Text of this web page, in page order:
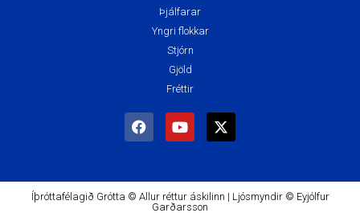
Þjálfarar
Yngri flokkar
Stjórn
Gjöld
Fréttir
Íþróttafélagið Grótta © Allur réttur áskilinn | Ljósmyndir © Eyjólfur
Garðarsson